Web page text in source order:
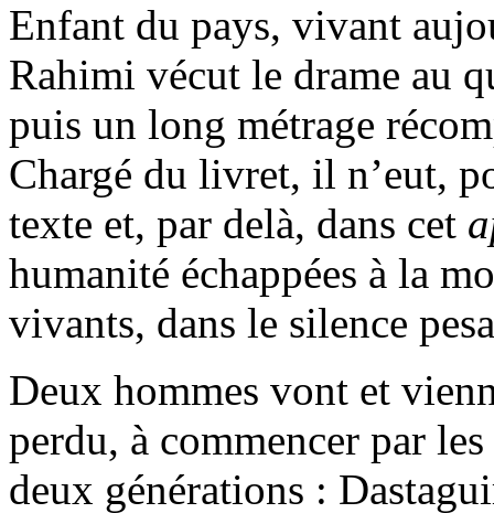
Enfant du pays, vivant
Rahimi vécut le drame au
puis un long métrage
Chargé du livret, il n’eut,
texte et, par delà, dans cet
humanité échappées à la
vivants, dans le silence
Deux hommes vont et
perdu, à commencer par
deux générations :